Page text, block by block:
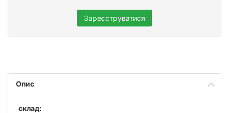
Зареєструватися
Опис
склад: